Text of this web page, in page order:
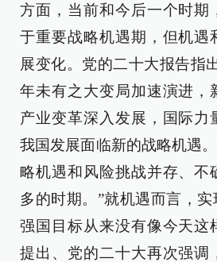
方面，当前和今后一个时期
于重要战略机遇期，但机遇
展变化。党的二十大报告指
年未有之大变局加速演进，
产业变革深入发展，国际力
我国发展面临新的战略机遇
略机遇和风险挑战并存、不
多的时期。”就机遇而言，
强国目标从来没有像今天这
提出、党的二十大再次强调